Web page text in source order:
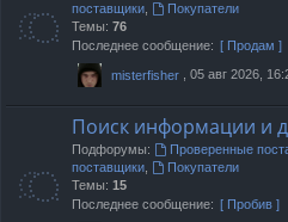
поставщики
Покупатели
Темы: 76
Последнее сообщение: [ Продам
misterfisher , 05 авг 2026,
Поиск информации и
Подфорумы: Проверенные
поставщики
Покупатели
Темы: 15
Последнее сообщение: [ Пробив ]